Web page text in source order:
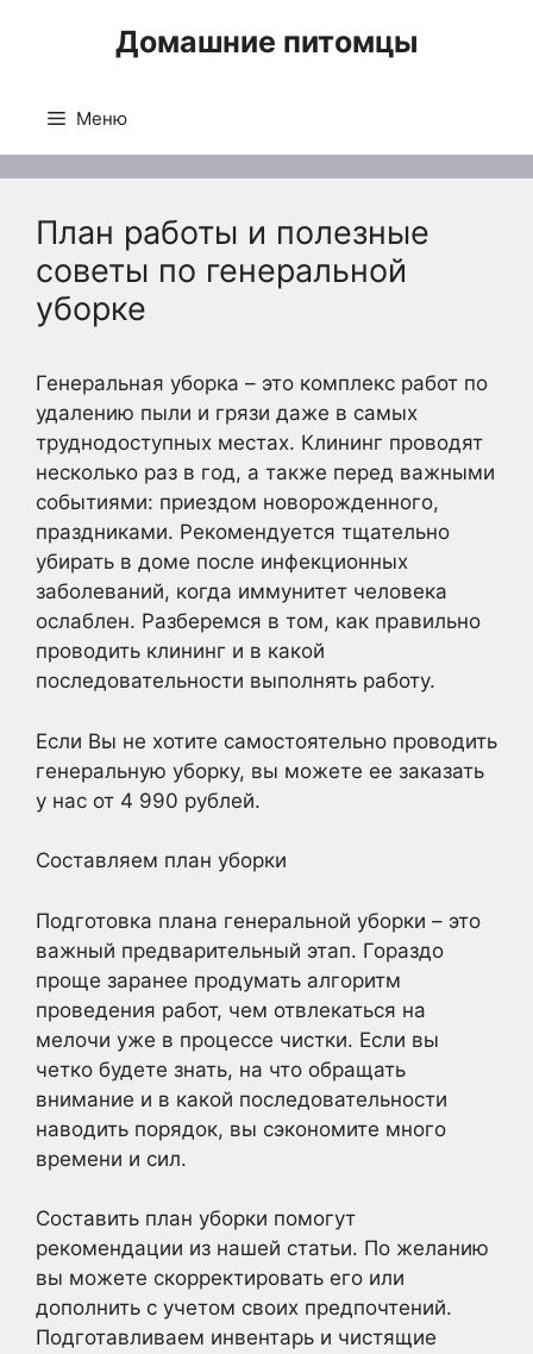
Домашние питомцы
Меню
План работы и полезные
советы по генеральной
уборке
Генеральная уборка – это комплекс работ по
удалению пыли и грязи даже в самых
труднодоступных местах. Клининг проводят
несколько раз в год, а также перед важными
событиями: приездом новорожденного,
праздниками. Рекомендуется тщательно
убирать в доме после инфекционных
заболеваний, когда иммунитет человека
ослаблен. Разберемся в том, как правильно
проводить клининг и в какой
последовательности выполнять работу.
Если Вы не хотите самостоятельно проводить
генеральную уборку, вы можете ее заказать
у нас от 4 990 рублей.
Составляем план уборки
Подготовка плана генеральной уборки – это
важный предварительный этап. Гораздо
проще заранее продумать алгоритм
проведения работ, чем отвлекаться на
мелочи уже в процессе чистки. Если вы
четко будете знать, на что обращать
внимание и в какой последовательности
наводить порядок, вы сэкономите много
времени и сил.
Составить план уборки помогут
рекомендации из нашей статьи. По желанию
вы можете скорректировать его или
дополнить с учетом своих предпочтений.
Подготавливаем инвентарь и чистящие